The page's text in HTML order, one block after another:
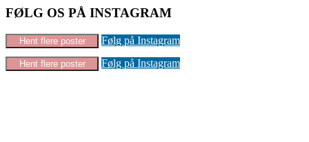
FØLG OS PÅ INSTAGRAM
Hent flere poster Følg på Instagram
Hent flere poster Følg på Instagram